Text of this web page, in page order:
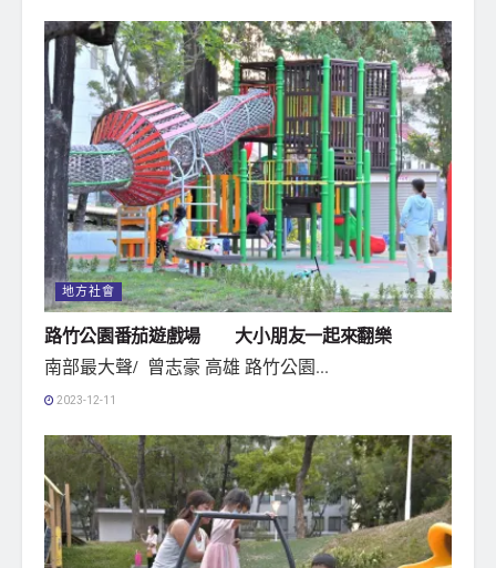
地方社會
路竹公園番茄遊戲場 大小朋友一起來翻樂
南部最大聲/ 曾志豪 高雄 路竹公園...
2023-12-11